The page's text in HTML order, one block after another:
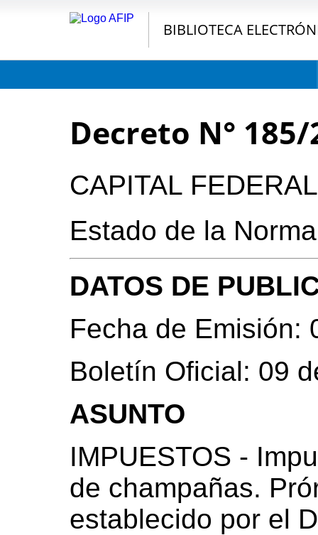
BIBLIOTECA
Decreto N° 185/
CAPITAL FEDERAL
Estado de la
DATOS DE
Fecha de Emisión:
Boletín Oficial: 09
ASUNTO
IMPUESTOS -
de champañas.
establecido por el